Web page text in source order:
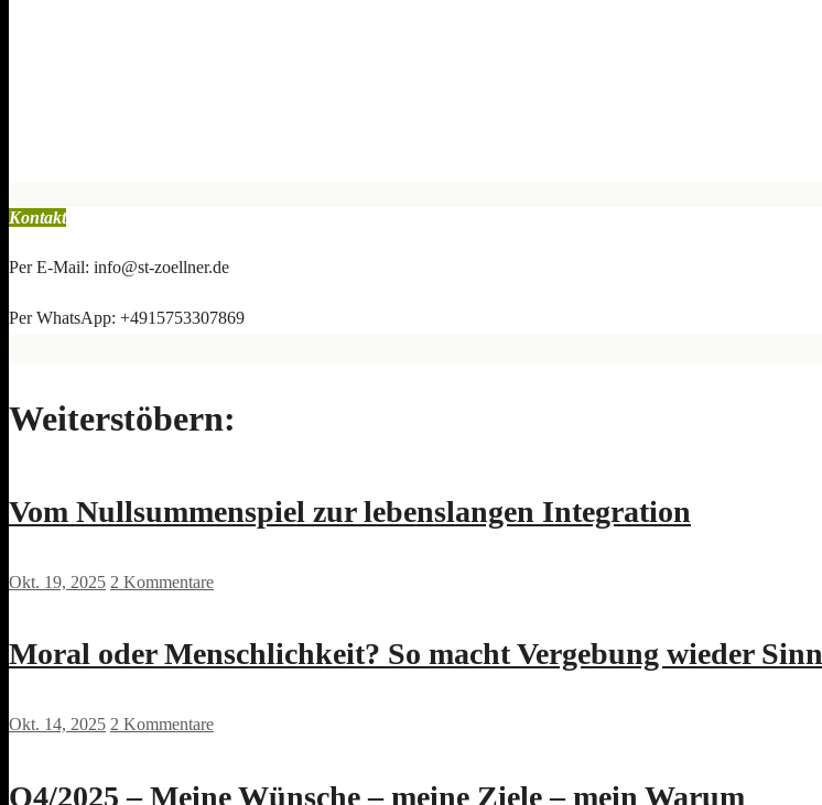
Kontakt
Per E-Mail: info@st-zoellner.de
Per WhatsApp: +4915753307869
Weiterstöbern:
Vom Nullsummenspiel zur lebenslangen Integration
Okt. 19, 2025 2 Kommentare
Moral oder Menschlichkeit? So macht Vergebung wieder Sinn
Okt. 14, 2025 2 Kommentare
Q4/2025 – Meine Wünsche – meine Ziele – mein Warum